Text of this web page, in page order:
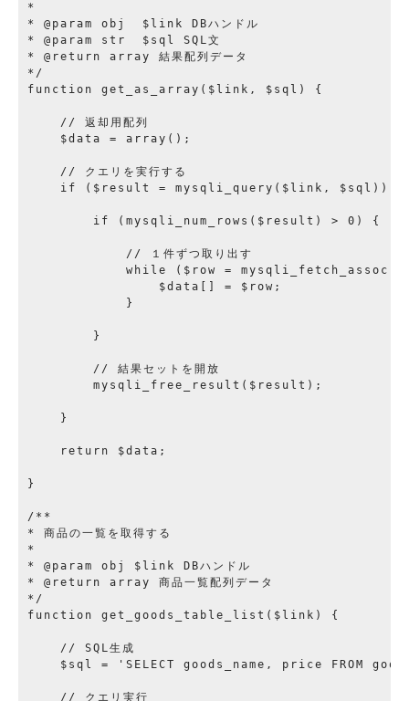
*
* @param obj  $link DBハンドル
* @param str  $sql SQL文
* @return array 結果配列データ
*/
function get_as_array($link, $sql) {
    // 返却用配列
    $data = array();
    // クエリを実行する
    if ($result = mysqli_query($link, $sql)) {
        if (mysqli_num_rows($result) > 0) {
            // １件ずつ取り出す
while ($row =
                $data[] = $row;
            }
        }
        // 結果セットを開放
        mysqli_free_result($result);
    }
    return $data;
}
/**
* 商品の一覧を取得する
*
* @param obj $link DBハンドル
* @return array 商品一覧配列データ
*/
function get_goods_table_list($link) {
    // SQL生成
$sql = 'SELECT goods_name, price FROM
    // クエリ実行